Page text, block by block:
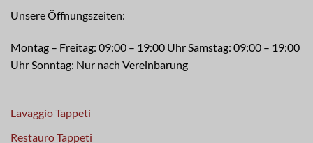
Unsere Öffnungszeiten:
Montag – Freitag: 09:00 – 19:00 Uhr Samstag: 09:00 – 19:00
Uhr Sonntag: Nur nach Vereinbarung
Lavaggio Tappeti
Restauro Tappeti